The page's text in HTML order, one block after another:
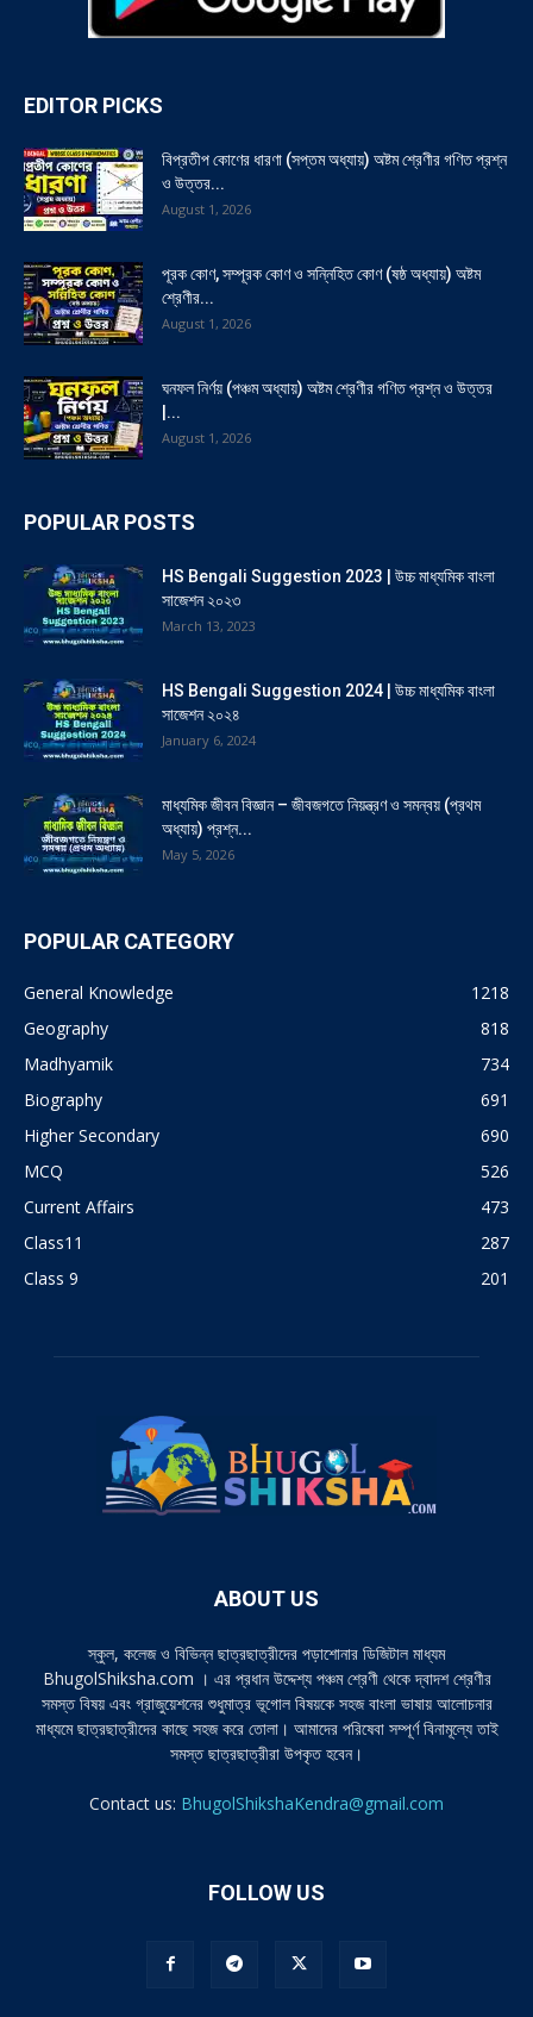
EDITOR PICKS
বিপ্রতীপ কোণের ধারণা (সপ্তম অধ্যায়) অষ্টম শ্রেণীর গণিত প্রশ্ন
ও উত্তর...
August 1, 2026
পূরক কোণ, সম্পূরক কোণ ও সন্নিহিত কোণ (ষষ্ঠ অধ্যায়) অষ্টম
শ্রেণীর...
August 1, 2026
ঘনফল নির্ণয় (পঞ্চম অধ্যায়) অষ্টম শ্রেণীর গণিত প্রশ্ন ও উত্তর
|...
August 1, 2026
POPULAR POSTS
HS Bengali Suggestion 2023 | উচ্চ মাধ্যমিক বাংলা
সাজেশন ২০২৩
March 13, 2023
HS Bengali Suggestion 2024 | উচ্চ মাধ্যমিক বাংলা
সাজেশন ২০২৪
January 6, 2024
মাধ্যমিক জীবন বিজ্ঞান – জীবজগতে নিয়ন্ত্রণ ও সমন্বয় (প্রথম
অধ্যায়) প্রশ্ন...
May 5, 2026
POPULAR CATEGORY
General Knowledge
1218
Geography
818
Madhyamik
734
Biography
691
Higher Secondary
690
MCQ
526
Current Affairs
473
Class11
287
Class 9
201
ABOUT US
স্কুল, কলেজ ও বিভিন্ন ছাত্রছাত্রীদের পড়াশোনার ডিজিটাল মাধ্যম
BhugolShiksha.com । এর প্রধান উদ্দেশ্য পঞ্চম শ্রেণী থেকে দ্বাদশ শ্রেণীর
সমস্ত বিষয় এবং গ্রাজুয়েশনের শুধুমাত্র ভূগোল বিষয়কে সহজ বাংলা ভাষায় আলোচনার
মাধ্যমে ছাত্রছাত্রীদের কাছে সহজ করে তোলা। আমাদের পরিষেবা সম্পূর্ণ বিনামূল্যে তাই
সমস্ত ছাত্রছাত্রীরা উপকৃত হবেন।
Contact us: BhugolShikshaKendra@gmail.com
FOLLOW US